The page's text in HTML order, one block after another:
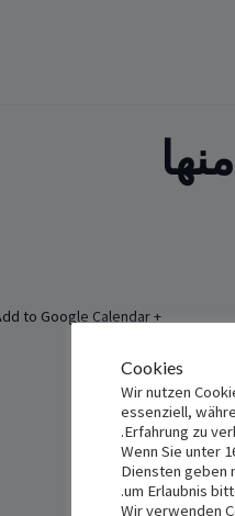
+ Add to Google Calendar
Cookies
Wir nutzen
essenziell,
Erfahrung zu
Wenn Sie unter
Diensten geben
um Erlaubnis
Wir verwenden